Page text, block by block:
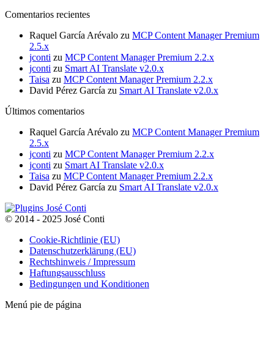
150,00€
Comentarios recientes
Raquel García Arévalo zu MCP Content Manager Premium
2.5.x
jconti zu MCP Content Manager Premium 2.2.x
jconti zu Smart AI Translate v2.0.x
Taisa zu MCP Content Manager Premium 2.2.x
David Pérez García zu Smart AI Translate v2.0.x
Últimos comentarios
Raquel García Arévalo zu MCP Content Manager Premium
2.5.x
jconti zu MCP Content Manager Premium 2.2.x
jconti zu Smart AI Translate v2.0.x
Taisa zu MCP Content Manager Premium 2.2.x
David Pérez García zu Smart AI Translate v2.0.x
© 2014 - 2025 José Conti
Cookie-Richtlinie (EU)
Datenschutzerklärung (EU)
Rechtshinweis / Impressum
Haftungsausschluss
Bedingungen und Konditionen
Menú pie de página